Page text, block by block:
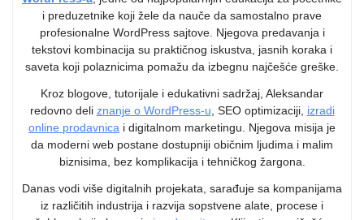
profesionalne WordPress sajtove. Njegova predavanja i
tekstovi kombinacija su praktičnog iskustva, jasnih koraka i
saveta koji polaznicima pomažu da izbegnu najčešće greške.
Kroz blogove, tutorijale i edukativni sadržaj, Aleksandar
online prodavnicai digitalnom marketingu. Njegova misija je
da moderni web postane dostupniji običnim ljudima i malim
biznisima, bez komplikacija i tehničkog žargona.
Danas vodi više digitalnih projekata, sarađuje sa kompanijama
šablone koji ubrzavaju izradu sajtova. Klijenti ga najčešće
opisuju kao stručnog, posvećenog i preciznog partnera na